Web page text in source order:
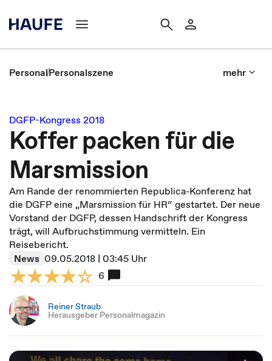
PersonalPersonalszene mehr
DGFP-Kongress 2018
Koffer packen für die
Marsmission
Am Rande der renommierten Republica-Konferenz hat
die DGFP eine „Marsmission für HR“ gestartet. Der neue
Vorstand der DGFP, dessen Handschrift der Kongress
trägt, will Aufbruchstimmung vermitteln. Ein
Reisebericht.
News 09.05.2018 | 03:45 Uhr
6
Reiner Straub
Herausgeber Personalmagazin